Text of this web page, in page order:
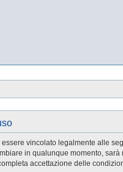
essere vincolato legalmente alle
in qualunque momento,
accettazione delle